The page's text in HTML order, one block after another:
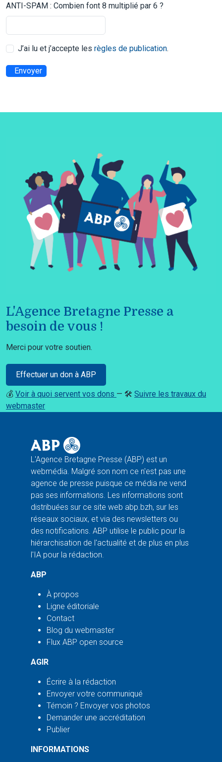
ANTI-SPAM : Combien font 8 multiplié par 6 ?
J’ai lu et j’accepte les règles de publication.
Envoyer
L'Agence Bretagne Presse a
besoin de vous !
Merci pour votre soutien.
Effectuer un don à ABP
💰 Voir à quoi servent vos dons — 🛠️ Suivre les travaux du
webmaster
L'Agence Bretagne Presse (ABP) est un
webmédia. Malgré son nom ce n'est pas une
agence de presse puisque ce média ne vend
pas ses informations. Les informations sont
distribuées sur ce site web abp.bzh, sur les
réseaux sociaux, et via des newsletters ou
des notifications. ABP utilise le public pour la
hiérarchisation de l'actualité et de plus en plus
l'IA pour la rédaction.
ABP
À propos
Ligne éditoriale
Contact
Blog du webmaster
Flux ABP open source
AGIR
Écrire à la rédaction
Envoyer votre communiqué
Témoin ? Envoyer vos photos
Demander une accréditation
Publier
INFORMATIONS